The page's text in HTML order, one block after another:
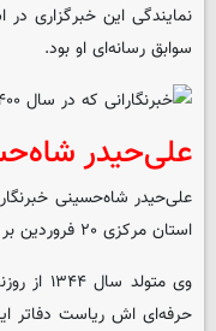
نمایندگی این خبرگزاری در
سوابق رسانه‌ای او بود.
علی‌حیدر
علی‌حیدر شاه‌حسینی
استان مرکزی ۲۰ فروردین بر اثر ابتلا به کرونا جان خود را از دست داد.
وی
حرفه‌ای اش ریاست دفاتر